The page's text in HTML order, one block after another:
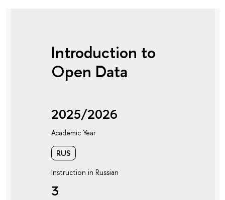
Introduction to
Open Data
2025/2026
Academic Year
RUS
Instruction in Russian
3